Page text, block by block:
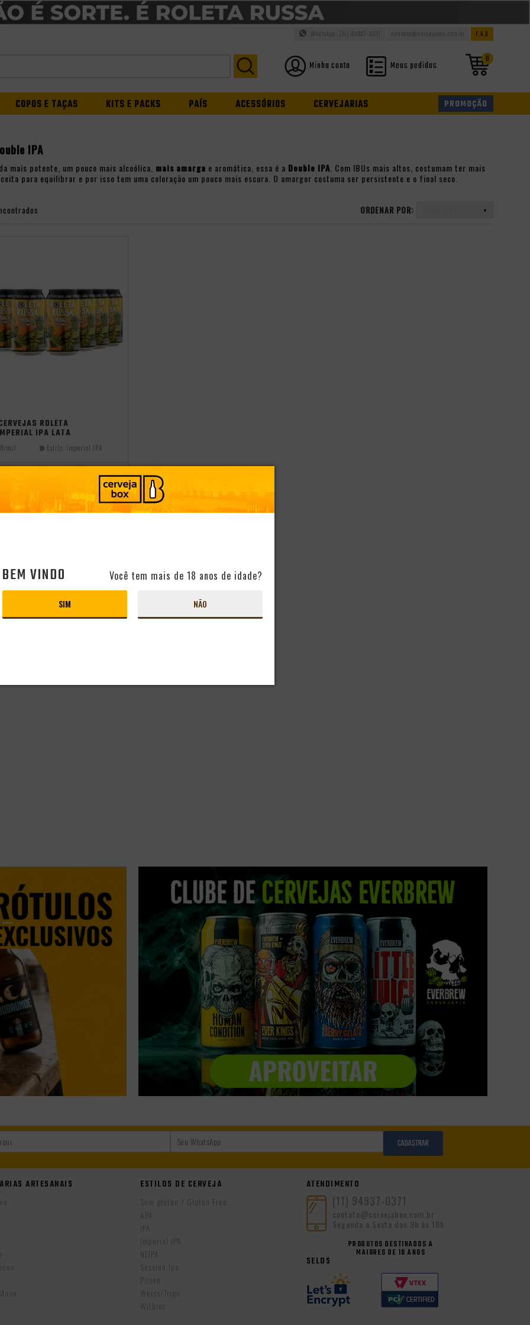
F.A.Q
contato@cervejabox.com.br
WhatsApp: (11) 94937-0371
0
Minha conta Meus pedidos
COPOS E TAÇAS KITS E PACKS PAÍS ACESSÓRIOS CERVEJARIAS PROMOÇÃO
IPA
mais potente, um pouco mais alcoólica, mais amarga e aromática, essa é a Double IPA . Com IBUs mais altos, costumam ter mais
para equilibrar e por isso tem uma coloração um pouco mais escura. O amargor costuma ser persistente e o final seco.
ORDENAR POR:
ROLETA
IPA LATA
Brasil Estilo: Imperial IPA
CADASTRAR
ARTESANAIS ESTILOS DE CERVEJA
Sem glúten / Gluten Free
APA
IPA
Imperial IPA
NEIPA
Session Ipa
Pilsen
Weiss/Trigo
Witbier
ATENDIMENTO
(11) 94937-0371
contato@cervejabox.com.br
Segunda a Sexta das 9h às 18h
PRODUTOS DESTINADOS A
MAIORES DE 18 ANOS
SELOS
BEM VINDO Você tem mais de 18 anos de idade?
SIM NÃO